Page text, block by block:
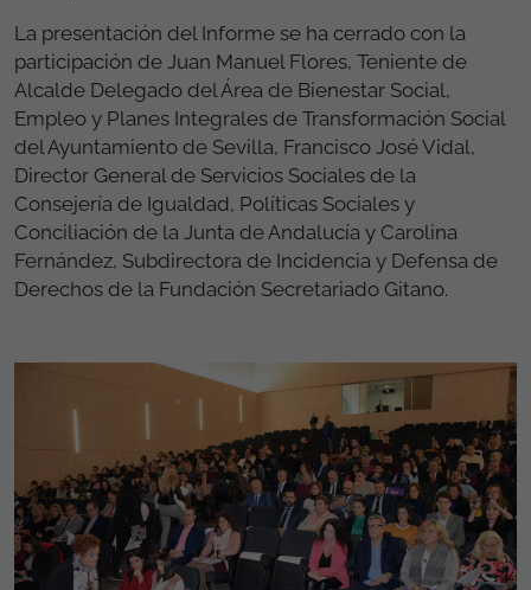
La presentación del Informe se ha cerrado con la
participación de Juan Manuel Flores, Teniente de
Alcalde Delegado del Área de Bienestar Social,
Empleo y Planes Integrales de Transformación Social
del Ayuntamiento de Sevilla, Francisco José Vidal,
Director General de Servicios Sociales de la
Consejería de Igualdad, Políticas Sociales y
Conciliación de la Junta de Andalucía y Carolina
Fernández, Subdirectora de Incidencia y Defensa de
Derechos de la Fundación Secretariado Gitano.